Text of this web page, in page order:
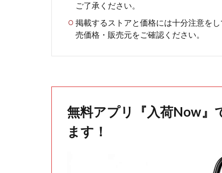
ご了承ください。
掲載するストアと価格には十分注意を
売価格・販売元をご確認ください。
無料アプリ『入荷Now』
ます！